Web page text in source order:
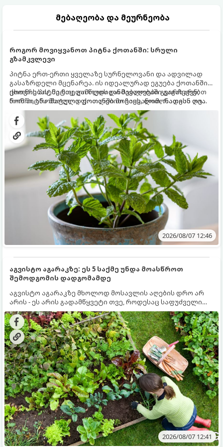
მებაღეობა და მეურნეობა
როგორ მოვიყვანოთ პიტნა ქოთანში: სრული
გზამკვლევი
პიტნა ერთ-ერთი ყველაზე სურნელოვანი და ადვილად
გასაზრდელი მცენარეა. ის იდეალურად ეგუება ქოთანში
ცხოვრებას, მეტიც, გამოცდილი მებაღეები გვირჩევენ,
რომ პიტნა მხოლოდ ქოთანში მოვიყვანოთ, რადგან ღია
გრუნტში (ბაღში) დარგვისას ის ფესვებით ძალიან
სწრაფად ვრცელდება და სხვა მცენარეებს ავიწროებს.
ქოთნის პიტნა მთელი წლის განმავლობაში გაგახარებთ
ნორჩი, არომატული ფოთლებით ჩაის, ლიმონათისა თუ
კერძებისთვის.
2026/08/07 12:46
აგვისტო აგარაკზე: ეს 5 საქმე უნდა მოასწროთ
შემოდგომის დადგომამდე
აგვისტო აგარაკზე მხოლოდ მოსავლის აღების დრო არ
არის - ეს არის გადამწყვეტი თვე, როდესაც საფუძველი
ეყრება მომავალი წლის მოსავალს და ბაღი მზადდება
შემოდგომა-ზამთრის სეზონისთვის. იმისათვის, რომ
ნიადაგმა ენერგია აღიდგინოს, ხოლო მცენარეებმა
ზამთარს გაუძლონ, აგვისტოს ბოლომდე 5
მნიშვნელოვანი საქმის გაკეთება უნდა მოასწროთ:
2026/08/07 12:41